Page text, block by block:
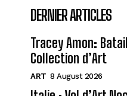
DERNIER ARTICLES
Tracey Amon:
Collection d’Art
ART 8 August 2026